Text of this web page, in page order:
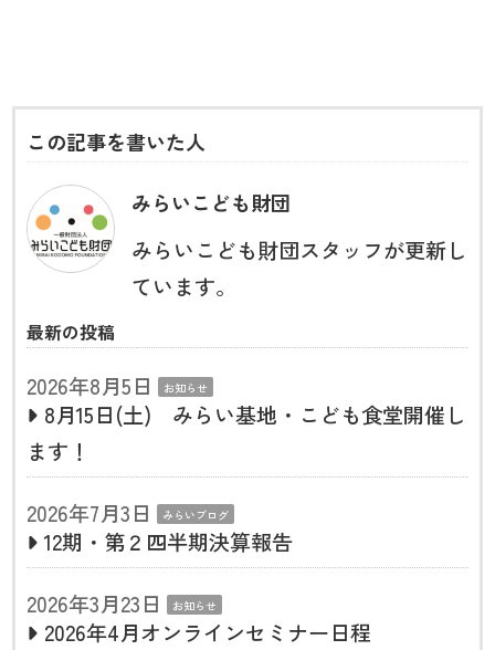
この記事を書いた人
みらいこども財団
みらいこども財団スタッフが更新し
ています。
最新の投稿
2026年8月5日 お知らせ
8月15日(土) みらい基地・こども食堂開催し
ます！
2026年7月3日
みらいブログ
12期・第２四半期決算報告
2026年3月23日
お知らせ
2026年4月オンラインセミナー日程